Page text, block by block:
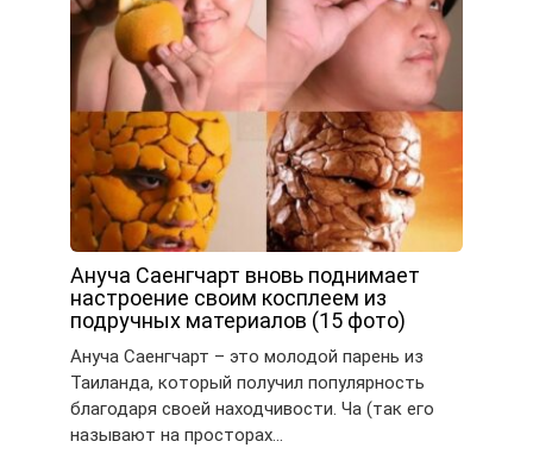
Ануча Саенгчарт вновь поднимает
настроение своим косплеем из
подручных материалов (15 фото)
Ануча Саенгчарт – это молодой парень из
Таиланда, который получил популярность
благодаря своей находчивости. Ча (так его
называют на просторах…